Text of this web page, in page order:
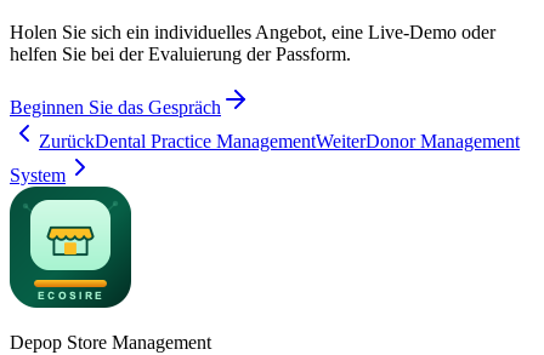
Holen Sie sich ein individuelles Angebot, eine Live-Demo oder
helfen Sie bei der Evaluierung der Passform.
Beginnen Sie das Gespräch
ZurückDental Practice ManagementWeiterDonor Management
System
Depop Store Management